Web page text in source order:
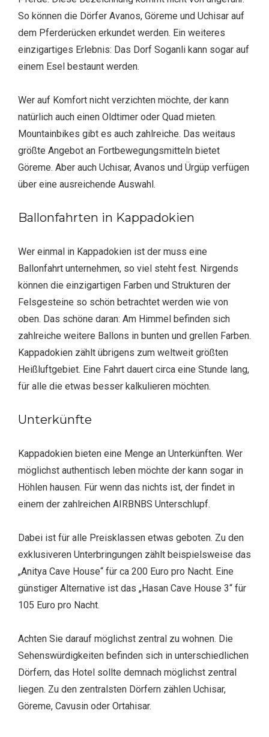
So können die Dörfer Avanos, Göreme und Uchisar auf
dem Pferderücken erkundet werden. Ein weiteres
einzigartiges Erlebnis: Das Dorf Soganli kann sogar auf
einem Esel bestaunt werden.
Wer auf Komfort nicht verzichten möchte, der kann
natürlich auch einen Oldtimer oder Quad mieten.
Mountainbikes gibt es auch zahlreiche. Das weitaus
größte Angebot an Fortbewegungsmitteln bietet
Göreme. Aber auch Uchisar, Avanos und Ürgüp verfügen
über eine ausreichende Auswahl.
Ballonfahrten in Kappadokien
Wer einmal in Kappadokien ist der muss eine
Ballonfahrt unternehmen, so viel steht fest. Nirgends
können die einzigartigen Farben und Strukturen der
Felsgesteine so schön betrachtet werden wie von
oben. Das schöne daran: Am Himmel befinden sich
zahlreiche weitere Ballons in bunten und grellen Farben.
Kappadokien zählt übrigens zum weltweit größten
Heißluftgebiet. Eine Fahrt dauert circa eine Stunde lang,
für alle die etwas besser kalkulieren möchten.
Unterkünfte
Kappadokien bieten eine Menge an Unterkünften. Wer
möglichst authentisch leben möchte der kann sogar in
Höhlen hausen. Für wenn das nichts ist, der findet in
einem der zahlreichen AIRBNBS Unterschlupf.
Dabei ist für alle Preisklassen etwas geboten. Zu den
exklusiveren Unterbringungen zählt beispielsweise das
„Anitya Cave House“ für ca 200 Euro pro Nacht. Eine
günstiger Alternative ist das „Hasan Cave House 3“ für
105 Euro pro Nacht.
Achten Sie darauf möglichst zentral zu wohnen. Die
Sehenswürdigkeiten befinden sich in unterschiedlichen
Dörfern, das Hotel sollte demnach möglichst zentral
liegen. Zu den zentralsten Dörfern zählen Uchisar,
Göreme, Cavusin oder Ortahisar.